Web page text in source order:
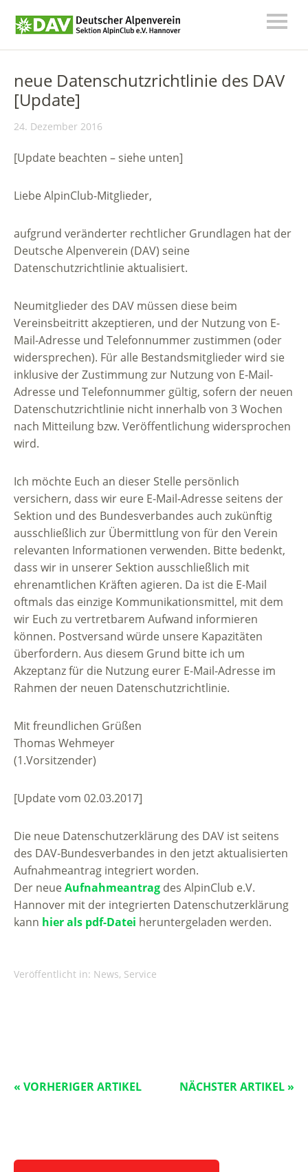
neue Datenschutzrichtlinie des DAV
[Update]
24. Dezember 2016
[Update beachten – siehe unten]
Liebe AlpinClub-Mitglieder,
aufgrund veränderter rechtlicher Grundlagen hat der
Deutsche Alpenverein (DAV) seine
Datenschutzrichtlinie aktualisiert.
Neumitglieder des DAV müssen diese beim
Vereinsbeitritt akzeptieren, und der Nutzung von E-
Mail-Adresse und Telefonnummer zustimmen (oder
widersprechen). Für alle Bestandsmitglieder wird sie
inklusive der Zustimmung zur Nutzung von E-Mail-
Adresse und Telefonnummer gültig, sofern der neuen
Datenschutzrichtlinie nicht innerhalb von 3 Wochen
nach Mitteilung bzw. Veröffentlichung widersprochen
wird.
Ich möchte Euch an dieser Stelle persönlich
versichern, dass wir eure E-Mail-Adresse seitens der
Sektion und des Bundesverbandes auch zukünftig
ausschließlich zur Übermittlung von für den Verein
relevanten Informationen verwenden. Bitte bedenkt,
dass wir in unserer Sektion ausschließlich mit
ehrenamtlichen Kräften agieren. Da ist die E-Mail
oftmals das einzige Kommunikationsmittel, mit dem
wir Euch zu vertretbarem Aufwand informieren
können. Postversand würde unsere Kapazitäten
überfordern. Aus diesem Grund bitte ich um
Akzeptanz für die Nutzung eurer E-Mail-Adresse im
Rahmen der neuen Datenschutzrichtlinie.
Mit freundlichen Grüßen
Thomas Wehmeyer
(1.Vorsitzender)
[Update vom 02.03.2017]
Die neue Datenschutzerklärung des DAV ist seitens
des DAV-Bundesverbandes in den jetzt aktualisierten
Aufnahmeantrag integriert worden.
Der neueAufnahmeantrag des AlpinClub e.V.
Hannover mit der integrierten Datenschutzerklärung
kann hier als pdf-Datei heruntergeladen werden.
Veröffentlicht in: News, Service
NÄCHSTER ARTIKEL »
« VORHERIGER ARTIKEL